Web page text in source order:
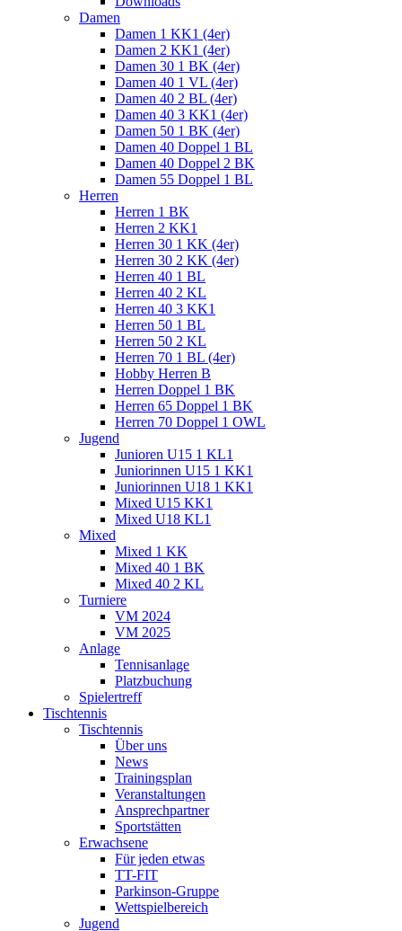
Damen
Damen 1 KK1 (4er)
Damen 2 KK1 (4er)
Damen 30 1 BK (4er)
Damen 40 1 VL (4er)
Damen 40 2 BL (4er)
Damen 40 3 KK1 (4er)
Damen 50 1 BK (4er)
Damen 40 Doppel 1 BL
Damen 40 Doppel 2 BK
Damen 55 Doppel 1 BL
Herren
Herren 1 BK
Herren 2 KK1
Herren 30 1 KK (4er)
Herren 30 2 KK (4er)
Herren 40 1 BL
Herren 40 2 KL
Herren 40 3 KK1
Herren 50 1 BL
Herren 50 2 KL
Herren 70 1 BL (4er)
Hobby Herren B
Herren Doppel 1 BK
Herren 65 Doppel 1 BK
Herren 70 Doppel 1 OWL
Jugend
Junioren U15 1 KL1
Juniorinnen U15 1 KK1
Juniorinnen U18 1 KK1
Mixed U15 KK1
Mixed U18 KL1
Mixed
Mixed 1 KK
Mixed 40 1 BK
Mixed 40 2 KL
Turniere
VM 2024
VM 2025
Anlage
Tennisanlage
Platzbuchung
Spielertreff
Tischtennis
Tischtennis
Über uns
News
Trainingsplan
Veranstaltungen
Ansprechpartner
Sportstätten
Erwachsene
Für jeden etwas
TT-FIT
Parkinson-Gruppe
Wettspielbereich
Jugend